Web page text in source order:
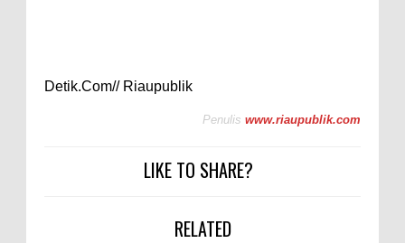
Detik.Com// Riaupublik
Penulis www.riaupublik.com
LIKE TO SHARE?
RELATED